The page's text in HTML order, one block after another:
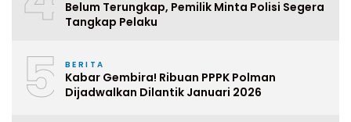
Belum Terungkap, Pemilik Minta Polisi Segera
Tangkap Pelaku
5 BERITA
Kabar Gembira! Ribuan PPPK Polman
Dijadwalkan Dilantik Januari 2026